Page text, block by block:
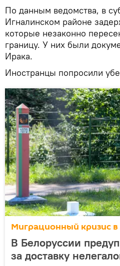
По данным ведомства, в
Игналинском районе
которые незаконно
границу. У них были
Ирака.
Иностранцы попросили
Миграционный кризис
В Белоруссии
за доставку